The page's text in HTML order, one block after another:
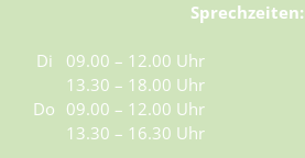
Sprechzeiten:
Di
09.00 – 12.00 Uhr
13.30 – 18.00 Uhr
Do 09.00 – 12.00 Uhr
13.30 – 16.30 Uhr